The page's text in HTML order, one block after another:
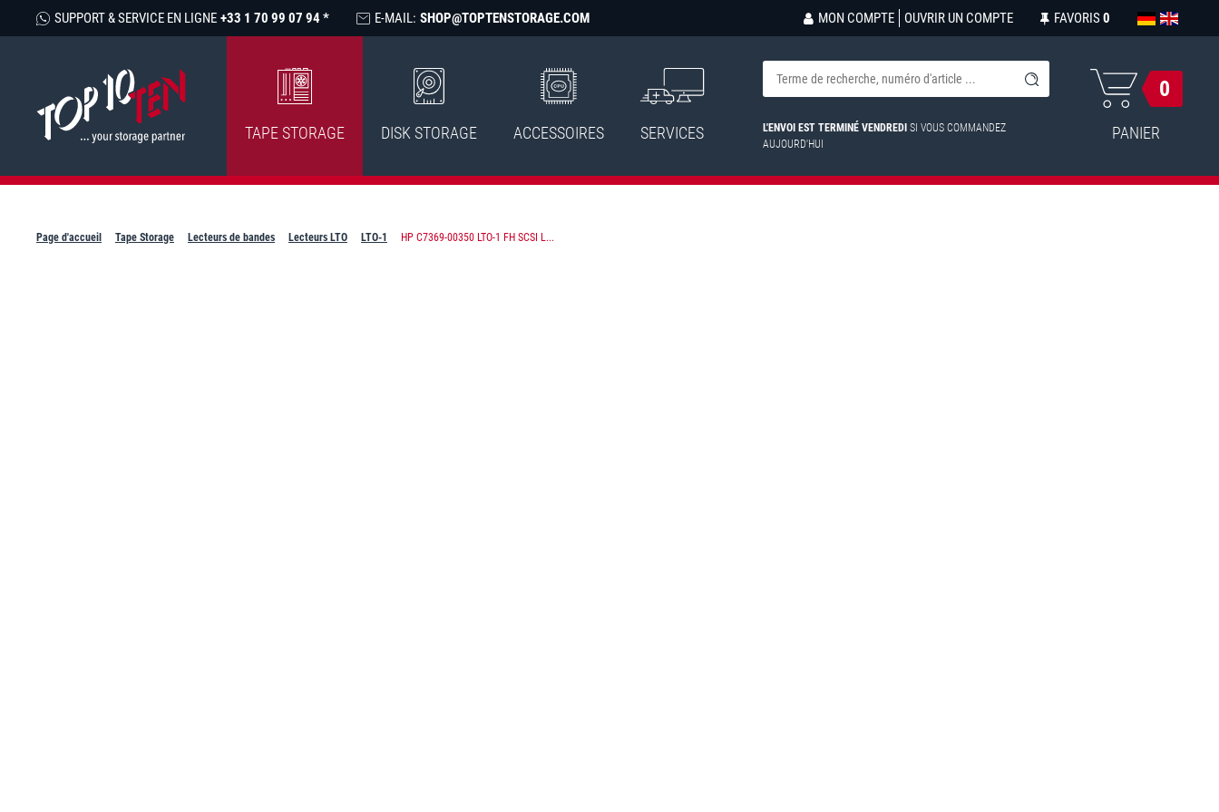
SUPPORT & SERVICE EN LIGNE +33 1 70 99 07 94 * E-MAIL: SHOP@TOPTENSTORAGE.COM MON COMPTE OUVRIR UN COMPTE FAVORIS 0
TAPE STORAGE DISK STORAGE ACCESSOIRES SERVICES L'ENVOI EST TERMINÉ VENDREDI SI VOUS COMMANDEZ
AUJOURD'HUI
0
PANIER
Page d'accueil Tape Storage Lecteurs de bandes Lecteurs LTO LTO-1 HP C7369-00350 LTO-1 FH SCSI L...